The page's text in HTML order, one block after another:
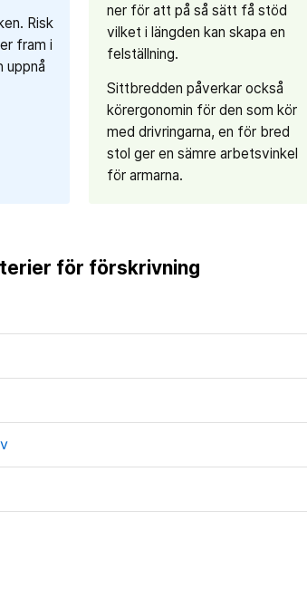
Risk
fram i
uppnå
ner för att på så sätt få stöd
vilket i längden kan skapa en
felställning.
Sittbredden påverkar också
körergonomin för den som kör
med drivringarna, en för bred
stol ger en sämre arbetsvinkel
för armarna.
för förskrivning